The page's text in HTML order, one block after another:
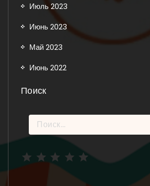
Июль 2023
Июнь 2023
Май 2023
Июнь 2022
Поиск
Найти: